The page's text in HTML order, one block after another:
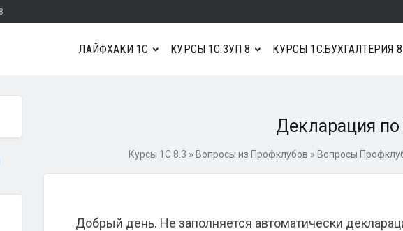
ЛАЙФХАКИ 1С КУРСЫ 1С:ЗУП 8 КУРСЫ 1С:БУХГАЛТЕРИЯ 8
Декларация
Курсы 1С 8.3 » Вопросы из Профклубов » Вопросы
Добрый день. Не заполняется автоматически